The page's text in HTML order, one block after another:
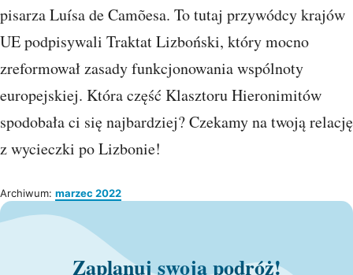
pisarza Luísa de Camõesa. To tutaj przywódcy krajów
UE podpisywali Traktat Lizboński, który mocno
zreformował zasady funkcjonowania wspólnoty
europejskiej. Która część Klasztoru Hieronimitów
spodobała ci się najbardziej? Czekamy na twoją relację
z wycieczki po Lizbonie!
Archiwum: marzec 2022
Zaplanuj swoją podróż!